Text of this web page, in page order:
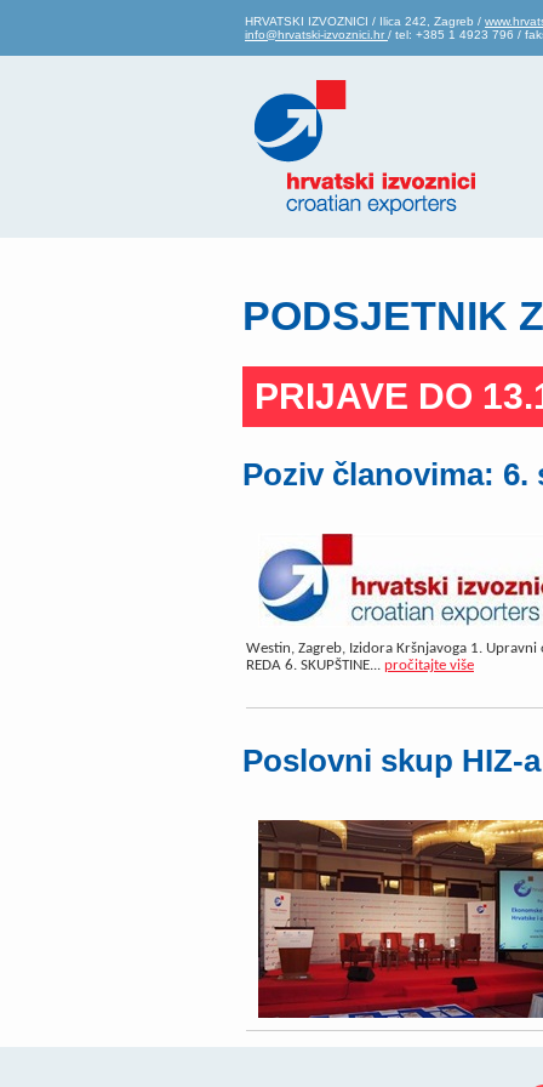
HRVATSKI IZVOZNICI / Ilica 242, Zagreb /
info@hrvatski-izvoznici.hr / tel: +385 1 4923 796 /
PODSJETNIK
PRIJAVE DO
Poziv članovima: 6.
Westin, Zagreb, Izidora Kršnjavoga 1. Upravni
REDA 6. SKUPŠTINE... pročitajte više
Poslovni skup HIZ-